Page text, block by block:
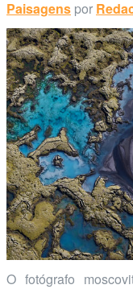
Paisagens por
O fotógrafo